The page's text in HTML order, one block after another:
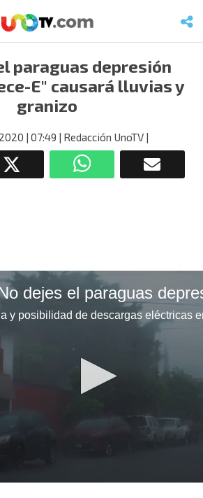
paraguas depresión
E" causará lluvias y
granizo
| 07:49 | Redacción UnoTV |